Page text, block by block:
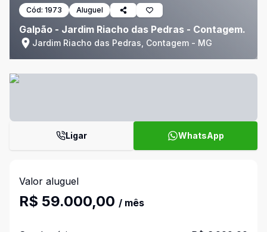
Cód: 1973 Aluguel
Galpão - Jardim Riacho das Pedras - Contagem.
Jardim Riacho das Pedras, Contagem - MG
Ligar WhatsApp
Valor aluguel
R$ 59.000,00 / mês